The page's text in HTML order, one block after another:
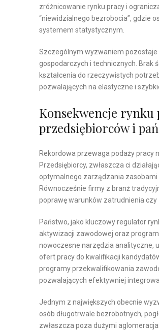
zróżnicowanie rynku pracy i
“niewidzialnego bezrobocia”, gdzie
systemem statystycznym.
Szczególnym wyzwaniem
gospodarczych i technicznych. Brak
kształcenia do rzeczywistych
pozwalających na elastyczne i
Konsekwencje rynku
przedsiębiorców i
Rekordowa przewaga podaży pracy
Przedsiębiorcy, zwłaszcza ci
optymalnego zarządzania
Równocześnie firmy z branż
poprawę warunków zatrudnienia czy
Państwo, jako kluczowy regulator
aktywizacji zawodowej oraz
nowoczesne narzędzia analityczne,
ofert pracy do kwalifikacji
programy przekwalifikowania
pozwalających efektywniej
Jednym z największych obecnie
osób długotrwale bezrobotnych,
zwłaszcza poza dużymi